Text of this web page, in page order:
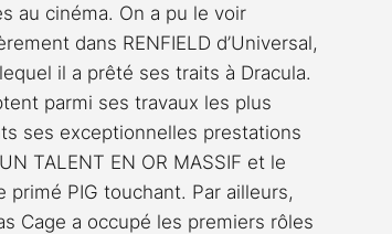
au cinéma. On a pu le voir
dans RENFIELD d’Universal,
il a prêté ses traits à Dracula.
parmi ses travaux les plus
ses exceptionnelles prestations
TALENT EN OR MASSIF et le
primé PIG touchant. Par ailleurs,
Cage a occupé les premiers rôles